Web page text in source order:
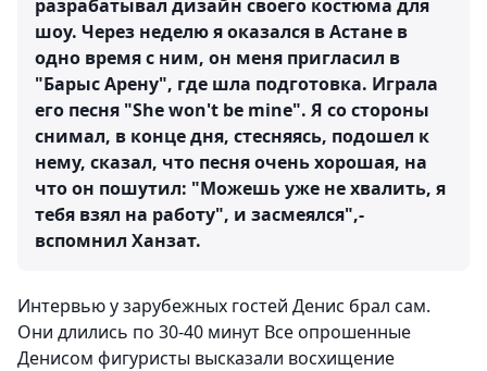
разрабатывал дизайн своего костюма для
шоу. Через неделю я оказался в Астане в
одно время с ним, он меня пригласил в
"Барыс Арену", где шла подготовка. Играла
его песня "She won't be mine". Я со стороны
снимал, в конце дня, стесняясь, подошел к
нему, сказал, что песня очень хорошая, на
что он пошутил: "Можешь уже не хвалить, я
тебя взял на работу", и засмеялся",-
вспомнил Ханзат.
Интервью у зарубежных гостей Денис брал сам.
Они длились по 30-40 минут Все опрошенные
Денисом фигуристы высказали восхищение